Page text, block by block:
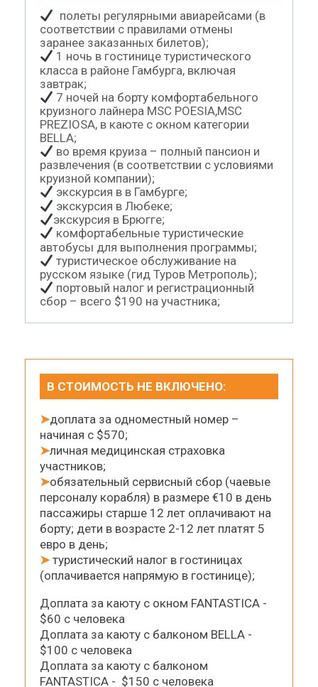
полеты регулярными авиарейсами (в
соответствии с правилами отмены
заранее заказанных билетов);
1 ночь в гостинице туристического
класса в районе Гамбурга, включая
завтрак;
7 ночей на борту комфортабельного
круизного лайнера MSC POESIA,MSC
PREZIOSA, в каюте с окном категории
BELLA;
во время круиза – полный пансион и
развлечения (в соответствии с условиями
круизной компании);
экскурсия в в Гамбурге;
экскурсия в Любеке;
экскурсия в Брюгге;
комфортабельные туристические
автобусы для выполнения программы;
туристическое обслуживание на
русском языке (гид Туров Метрополь);
портовый налог и регистрационный
сбор – всего $190 на участника;
В СТОИМОСТЬ НЕ ВКЛЮЧЕНО:
➤доплата за одноместный номер –
начиная с $570;
➤личная медицинская страховка
участников;
➤обязательный сервисный сбор (чаевые
персоналу корабля) в размере €10 в день
пассажиры старше 12 лет оплачивают на
борту; дети в возрасте 2-12 лет платят 5
евро в день;
➤туристический налог в гостиницах
(оплачивается напрямую в гостинице);
Доплата за каюту с окном FANTASTICA -
$60 с человека
Доплата за каюту с балконом BELLA -
$100 с человека
Доплата за каюту с балконом
FANTASTICA - $150 с человека